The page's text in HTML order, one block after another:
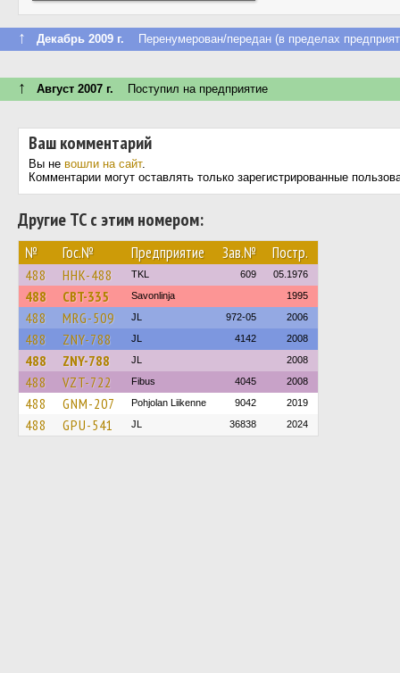
↑ Декабрь 2009 г. Перенумерован/передан (в пределах
↑ Август 2007 г. Поступил на предприятие
Ваш комментарий
Вы не вошли на сайт.
Комментарии могут оставлять только зарегистрированные
Другие ТС с этим номером:
№ Гос.№ Предприятие Зав.№ Постр.
488 HHK-488 TKL 609 05.1976
488 CBT-335 Savonlinja 1995
488 MRG-509 JL 972-05 2006
488 ZNY-788 JL 4142 2008
488 ZNY-788 JL 2008
488 VZT-722 Fibus 4045 2008
488 GNM-207 Pohjolan Liikenne 9042 2019
488 GPU-541 JL 36838 2024